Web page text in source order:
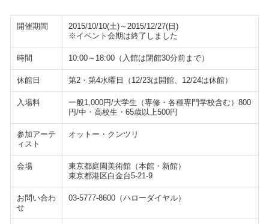
開催期間
2015/10/10(土)～2015/12/27(日)
※イベント会期は終了しました
時間 10:00～18:00（入館は閉館30分前まで）
休館日 第2・第4水曜日（12/23は開館、12/24は休館）
入場料
一般1,000円/大学生（専修・各種専門学校含む）800
円/中・高校生・65歳以上500円
参加アーテ
ィスト
オットー・クンツリ
会場
東京都庭園美術館（本館・新館）
東京都港区白金台5-21-9
お問い合わ
せ
03-5777-8600（ハローダイヤル）